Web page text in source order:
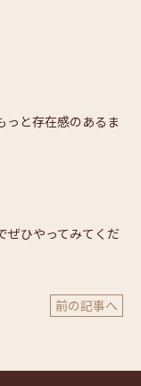
っと存在感のあるま
ぜひやってみてくだ
前の記事へ